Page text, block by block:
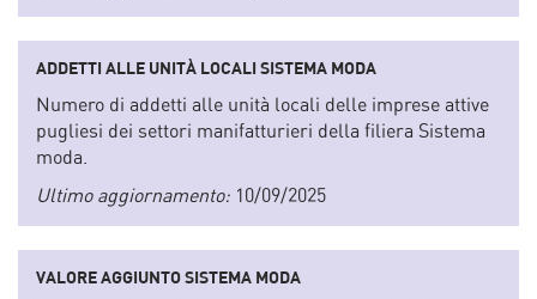
ADDETTI ALLE UNITÀ LOCALI SISTEMA MODA
Numero di addetti alle unità locali delle imprese attive
pugliesi dei settori manifatturieri della filiera Sistema
moda.
Ultimo aggiornamento: 10/09/2025
VALORE AGGIUNTO SISTEMA MODA